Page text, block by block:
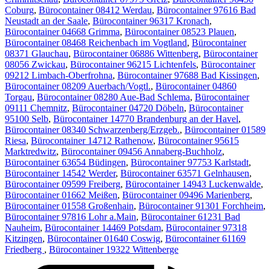
Coburg, Bürocontainer 08412 Werdau, Bürocontainer 97616 Bad
Neustadt an der Saale, Bürocontainer 96317 Kronach,
Bürocontainer 04668 Grimma, Bürocontainer 08523 Plauen,
Bürocontainer 08468 Reichenbach im Vogtland, Bürocontainer
08371 Glauchau, Bürocontainer 06886 Wittenberg, Bürocontainer
08056 Zwickau, Bürocontainer 96215 Lichtenfels, Bürocontainer
09212 Limbach-Oberfrohna, Bürocontainer 97688 Bad Kissingen,
Bürocontainer 08209 Auerbach/Vogtl., Bürocontainer 04860
Torgau, Bürocontainer 08280 Aue-Bad Schlema, Bürocontainer
09111 Chemnitz, Bürocontainer 04720 Döbeln, Bürocontainer
95100 Selb, Bürocontainer 14770 Brandenburg an der Havel,
Bürocontainer 08340 Schwarzenberg/Erzgeb., Bürocontainer 01589
Riesa, Bürocontainer 14712 Rathenow, Bürocontainer 95615
Marktredwitz, Bürocontainer 09456 Annaberg-Buchholz,
Bürocontainer 63654 Büdingen, Bürocontainer 97753 Karlstadt,
Bürocontainer 14542 Werder, Bürocontainer 63571 Gelnhausen,
Bürocontainer 09599 Freiberg, Bürocontainer 14943 Luckenwalde,
Bürocontainer 01662 Meißen, Bürocontainer 09496 Marienberg,
Bürocontainer 01558 Großenhain, Bürocontainer 91301 Forchheim,
Bürocontainer 97816 Lohr a.Main, Bürocontainer 61231 Bad
Nauheim, Bürocontainer 14469 Potsdam, Bürocontainer 97318
Kitzingen, Bürocontainer 01640 Coswig, Bürocontainer 61169
Friedberg , Bürocontainer 19322 Wittenberge